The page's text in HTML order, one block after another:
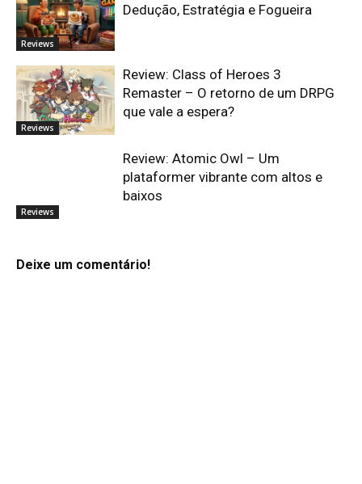
Reviews
Dedução, Estratégia e Fogueira
Reviews
Review: Class of Heroes 3
Remaster – O retorno de um DRPG
que vale a espera?
Reviews
Review: Atomic Owl – Um
plataformer vibrante com altos e
baixos
Deixe um comentário!